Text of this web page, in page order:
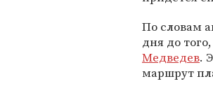
По словам
дня до
Медведев.
маршрут